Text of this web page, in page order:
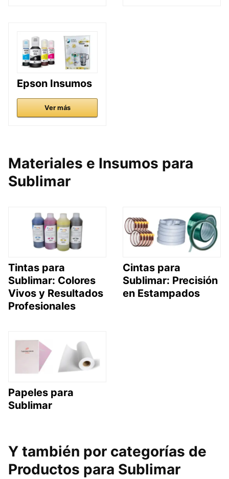
Epson Insumos
Ver más
Materiales e Insumos para
Sublimar
Tintas para
Sublimar: Colores
Vivos y Resultados
Profesionales
Cintas para
Sublimar: Precisión
en Estampados
Papeles para
Sublimar
Y también por categorías de
Productos para Sublimar